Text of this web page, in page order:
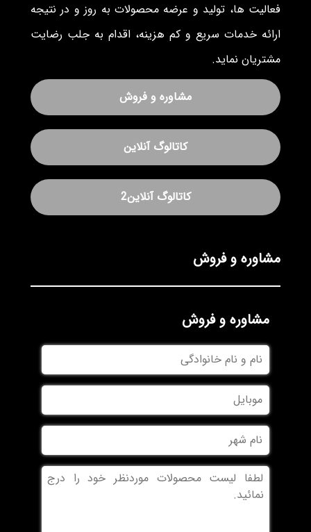
فعالیت ها، تولید و عرضه محصولات به روز و در نتیجه
ارائه خدمات سریع و کم هزینه، اقدام به جلب رضایت
مشتریان نماید.
مشاوره و فروش
کاتالوگ آنلاین
کاتالوگ آنلاین2
مشاوره و فروش
مشاوره و فروش
نام
و
نام
خانوادگی
موبایل
نام
شهر
بدون
عنوان